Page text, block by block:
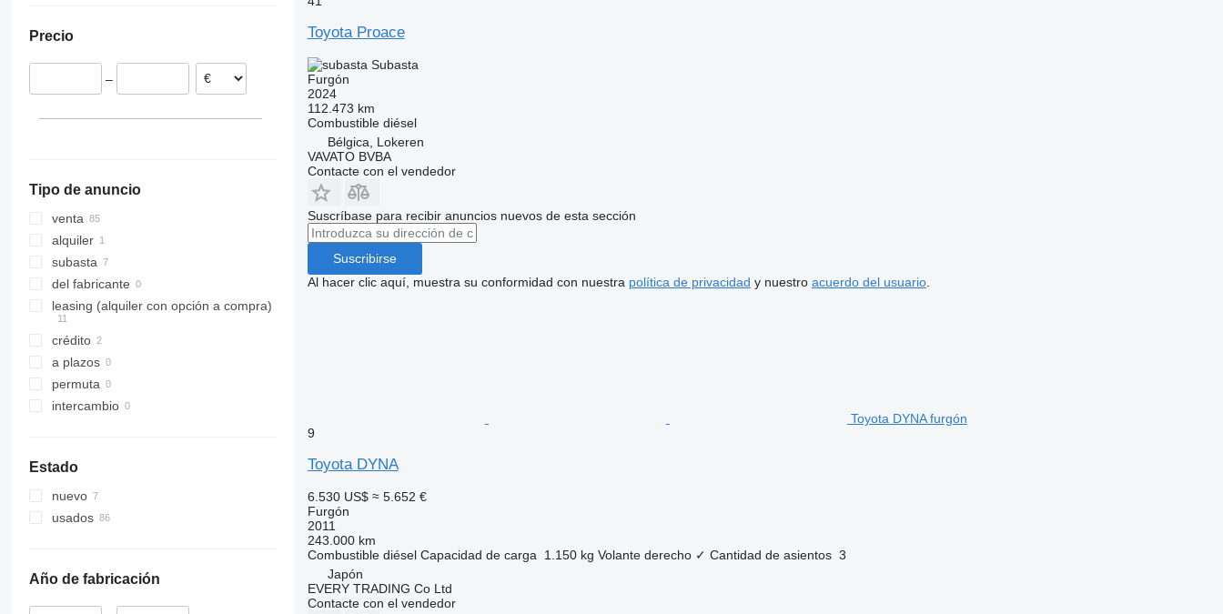
Noruega
Alemania
Precio
–
Tipo de anuncio
venta
alquiler
subasta
del fabricante
leasing (alquiler con opción a compra)
crédito
a plazos
permuta
intercambio
Estado
nuevo
usados
Año de fabricación
Toyota Proace
Subasta
Furgón
2024
112.473 km
Combustible diésel
Bélgica, Lokeren
VAVATO BVBA
Contacte con el vendedor
Suscríbase para recibir anuncios nuevos de esta sección
Suscribirse
Al hacer clic aquí, muestra su conformidad con nuestra política de privacidad y nuestro acuerdo del usuario.
Toyota DYNA furgón
9
Toyota DYNA
6.530 US$ ≈ 5.652 €
Furgón
2011
243.000 km
Combustible diésel Capacidad de carga 1.150 kg Volante derecho ✓ Cantidad de asientos 3
Japón
EVERY TRADING Co Ltd
Contacte con el vendedor